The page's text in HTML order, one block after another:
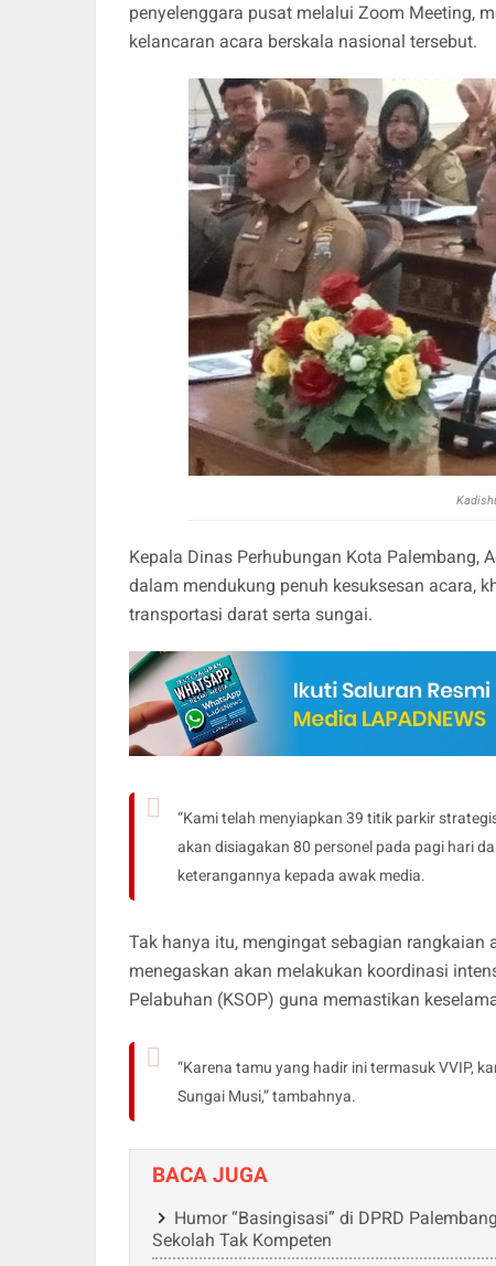
penyelenggara pusat melalui Zoom Meeting,
kelancaran acara berskala nasional tersebut.
Kepala Dinas Perhubungan Kota Palembang,
dalam mendukung penuh kesuksesan acara,
transportasi darat serta sungai.
“Kami telah menyiapkan 39 titik parkir
akan disiagakan 80 personel pada pagi hari
keterangannya kepada awak media.
Tak hanya itu, mengingat sebagian
menegaskan akan melakukan koordinasi
Pelabuhan (KSOP) guna memastikan
“Karena tamu yang hadir ini termasuk VVIP,
Sungai Musi,” tambahnya.
BACA JUGA
Humor “Basingisasi” di DPRD
Sekolah Tak Kompeten